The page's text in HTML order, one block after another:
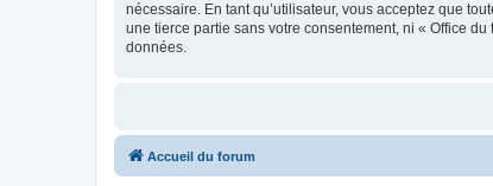
nécessaire. En tant qu’utilisateur, vous acceptez que
une tierce partie sans votre consentement, ni « Office
données.
Accueil du forum